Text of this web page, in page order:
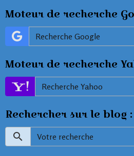
Moteur de recherche
Moteur de recherche
Rechercher sur le blog